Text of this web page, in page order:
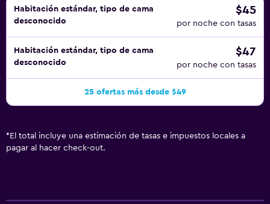
Habitación estándar, tipo de cama
desconocido
$45
por noche con tasas
Habitación estándar, tipo de cama
desconocido
$47
por noche con tasas
25 ofertas más desde $49
* El total incluye una estimación de tasas e impuestos locales a
pagar al hacer check-out.